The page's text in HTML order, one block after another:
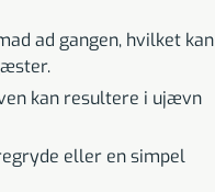
ad gangen, hvilket kan
kan resultere i ujævn
eller en simpel